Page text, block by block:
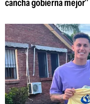
cancha gobierna mejor"